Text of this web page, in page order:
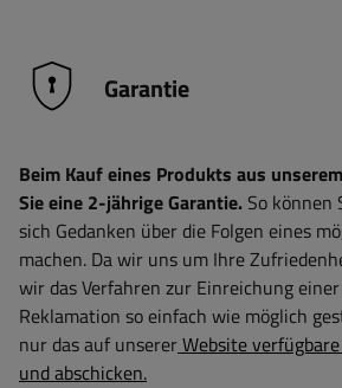
Garantie
Beim Kauf eines Produkts aus
Sie eine 2-jährige Garantie. So können
sich Gedanken über die Folgen eines
machen. Da wir uns um Ihre
wir das Verfahren zur Einreichung
Reklamation so einfach wie möglich
nur das auf unsererWebsite
und abschicken.